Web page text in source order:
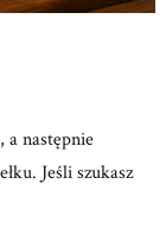
następnie
Jeśli szukasz